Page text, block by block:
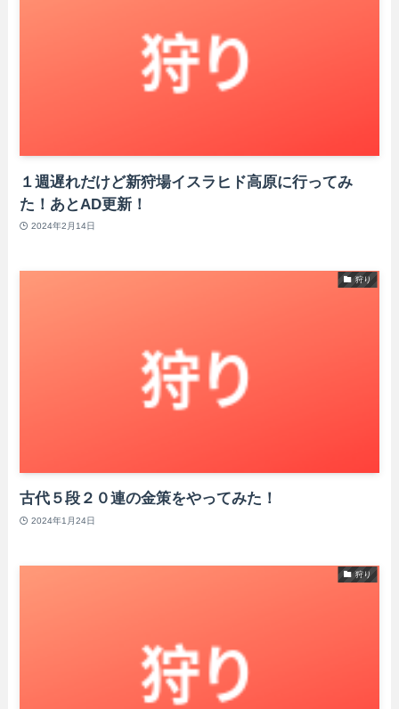
１週遅れだけど新狩場イスラヒド高原に行ってみ
た！あとAD更新！
2024年2月14日
狩り
古代５段２０連の金策をやってみた！
2024年1月24日
狩り